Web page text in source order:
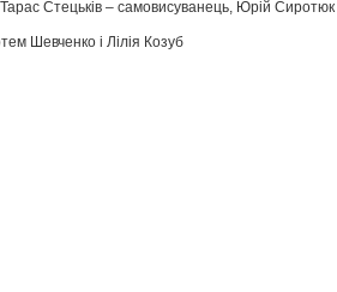
Стецьків – самовисуванець, Юрій
Шевченко і Лілія Козуб